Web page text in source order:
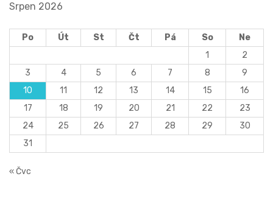
Srpen 2026
Po Út St Čt Pá So
Ne
1
2
3
4 5 6 7 8
9
10
11 12 13 14 15
16
17
18 19 20 21 22
23
24
25 26 27 28 29
30
31
« Čvc